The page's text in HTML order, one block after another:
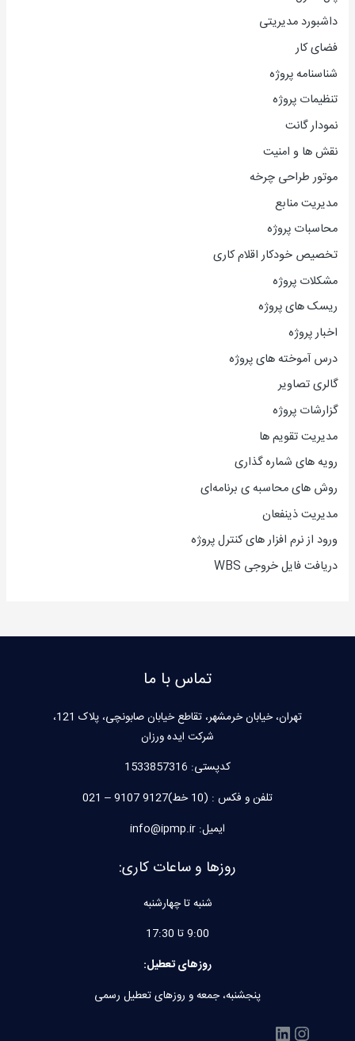
داشبورد مدیریتی
فضای کار
شناسنامه پروژه
تنظیمات پروژه
نمودار گانت
نقش ها و امنیت
موتور طراحی چرخه
مدیریت منابع
محاسبات پروژه
تخصیص خودکار اقلام کاری
مشکلات پروژه
ریسک های پروژه
اخبار پروژه
درس آموخته های پروژه
گالری تصاویر
گزارشات پروژه
مدیریت تقویم ها
رویه های شماره گذاری
روش های محاسبه ی برنامه‌ای
مدیریت ذینفعان
ورود از نرم افزار های کنترل پروژه
دریافت فایل خروجی WBS
تماس با ما
تهران، خیابان خرمشهر، تقاطع خیابان صابونچی، پلاک 121،
شرکت ایده ورزان
کدپستی: 1533857316
تلفن و فکس : (10 خط)9127 9107 – 021
ایمیل: info@ipmp.ir
روزها و ساعات کاری:
شنبه تا چهارشنبه
9:00 تا 17:30
روزهای تعطیل:
پنجشنبه، جمعه و روزهای تعطیل رسمی
اینستاگرم
لینکداین